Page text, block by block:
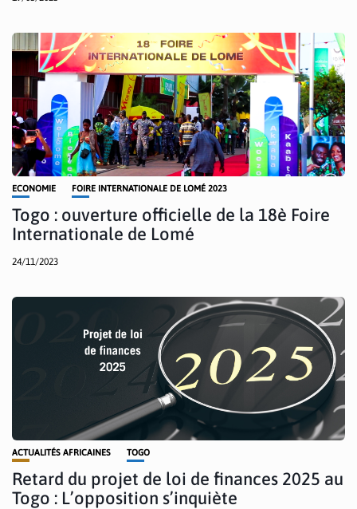
ECONOMIE FOIRE INTERNATIONALE DE LOMÉ 2023
Togo : ouverture officielle de la 18è Foire
Internationale de Lomé
24/11/2023
ACTUALITÉS AFRICAINES TOGO
Retard du projet de loi de finances 2025 au
Togo : L’opposition s’inquiète